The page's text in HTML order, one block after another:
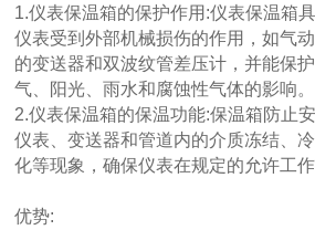
1.仪表保温箱的保护作用:仪表保温箱
仪表受到外部机械损伤的作用，如气
的变送器和双波纹管差压计，并能保
气、阳光、雨水和腐蚀性气体的影响。
2.仪表保温箱的保温功能:保温箱防止
仪表、变送器和管道内的介质冻结、
化等现象，确保仪表在规定的允许工
优势: